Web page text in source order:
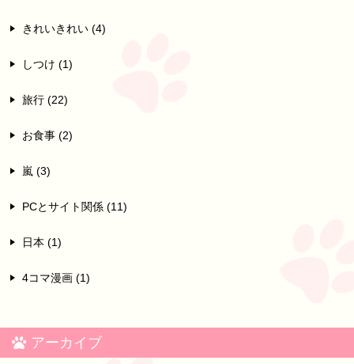
きれいきれい (4)
しつけ (1)
旅行 (22)
お食事 (2)
嵐 (3)
PCとサイト関係 (11)
日本 (1)
4コマ漫画 (1)
アーカイブ